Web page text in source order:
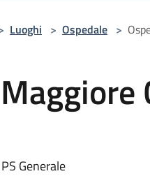
Luoghi > Ospedale >
Generale